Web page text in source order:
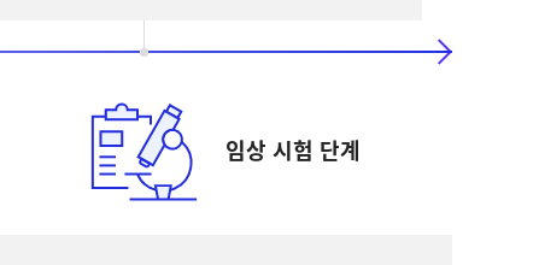
임상 시험 단계